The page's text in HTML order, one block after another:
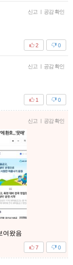
신고 | 공감 확인
0
2
신고 | 공감 확인
0
1
신고 | 공감 확인
여왔음
0
7